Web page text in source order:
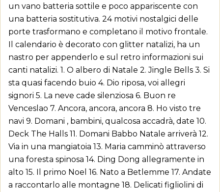
add_circle_outline Crea nuova lista
Annulla Crea lista dei desideri
Annulla Accedi
un vano batteria sottile e poco appariscente con
una batteria sostitutiva. 24 motivi nostalgici delle
porte trasformano e completano il motivo frontale.
Il calendario è decorato con glitter natalizi, ha un
nastro per appenderlo e sul retro informazioni sui
canti natalizi. 1. O albero di Natale 2. Jingle Bells 3. Si
sta quasi facendo buio 4. Dio riposa, voi allegri
signori 5. La neve cade silenziosa 6. Buon re
Venceslao 7. Ancora, ancora, ancora 8. Ho visto tre
navi 9. Domani , bambini, qualcosa accadrà, date 10.
Deck The Halls 11. Domani Babbo Natale arriverà 12.
Via in una mangiatoia 13. Maria camminò attraverso
una foresta spinosa 14. Ding Dong allegramente in
alto 15. Il primo Noel 16. Nato a Betlemme 17. Andate
a raccontarlo alle montagne 18. Delicati figliolini di